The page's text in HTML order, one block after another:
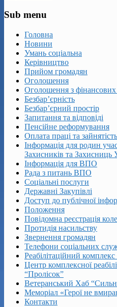
Sub menu
Головна
Новини
Умань соціальна
Керівництво
Прийом громадян
Оголошення
Оголошення з
Безбар’єрність
Безбар’єрний простір
Запитання та відповіді
Пенсійне реформування
Оплата праці та зайнятість
Інформація для родин
Захисників та Захисниць
Інформація для ВПО
Рада з питань ВПО
Соціальні послуги
Державні Закупівлі
Доступ до публічної
Положення
Повідомна реєстрація
Протидія насильству
Звернення громадян
Телефони соціальних
Реабілітаційний
Центр комплексної
“Пролісок”
Ветеранський Хаб
Меморіал «Герої не
Контакти